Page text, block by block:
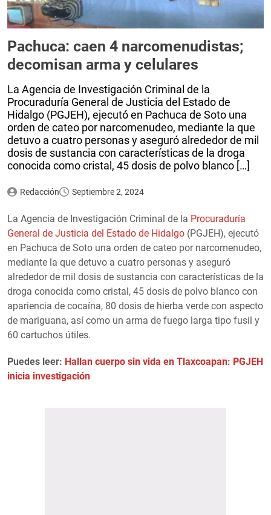
Pachuca: caen 4 narcomenudistas;
decomisan arma y celulares
La Agencia de Investigación Criminal de la
Procuraduría General de Justicia del Estado de
Hidalgo (PGJEH), ejecutó en Pachuca de Soto una
orden de cateo por narcomenudeo, mediante la que
detuvo a cuatro personas y aseguró alrededor de mil
dosis de sustancia con características de la droga
conocida como cristal, 45 dosis de polvo blanco […]
Redacción Septiembre 2, 2024
La Agencia de Investigación Criminal de la Procuraduría
General de Justicia del Estado de Hidalgo (PGJEH), ejecutó
en Pachuca de Soto una orden de cateo por narcomenudeo,
mediante la que detuvo a cuatro personas y aseguró
alrededor de mil dosis de sustancia con características de la
droga conocida como cristal, 45 dosis de polvo blanco con
apariencia de cocaína, 80 dosis de hierba verde con aspecto
de mariguana, así como un arma de fuego larga tipo fusil y
60 cartuchos útiles.
Puedes leer: Hallan cuerpo sin vida en Tlaxcoapan: PGJEH
inicia investigación